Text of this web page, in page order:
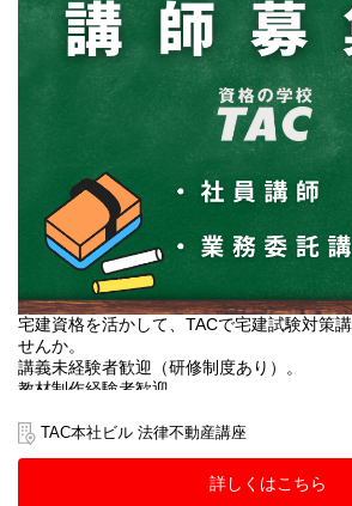
宅建資格を活かして、TACで宅建試験対策
せんか。
講義未経験者歓迎（研修制度あり）。
教材制作経験者歓迎。
TAC本社ビル 法律不動産講座
詳しくはこちら